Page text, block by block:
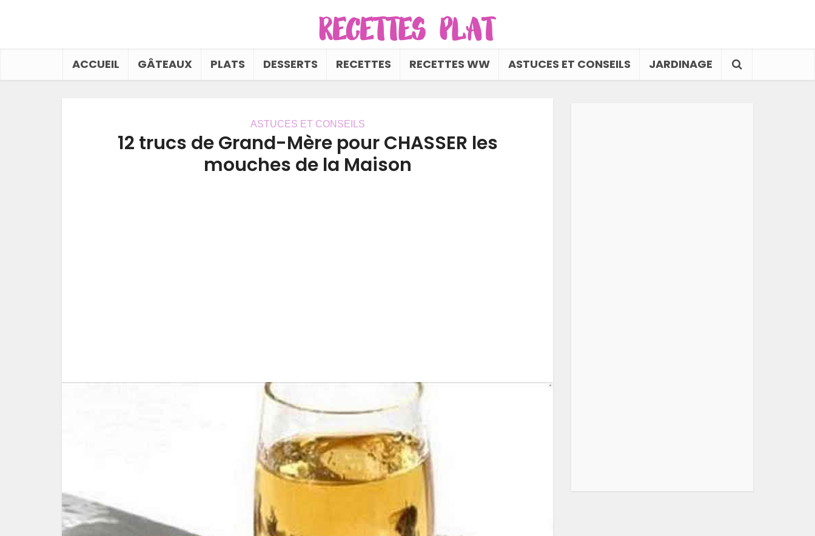
ACCUEIL GÂTEAUX PLATS DESSERTS RECETTES RECETTES WW ASTUCES ET CONSEILS JARDINAGE
ASTUCES ET CONSEILS
12 trucs de Grand-Mère pour CHASSER les
mouches de la Maison